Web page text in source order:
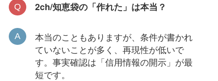
2ch/知恵袋の「作れた」は本当？
本当のこともありますが、条件が書かれ
ていないことが多く、再現性が低いで
す。事実確認は「信用情報の開示」が最
短です。